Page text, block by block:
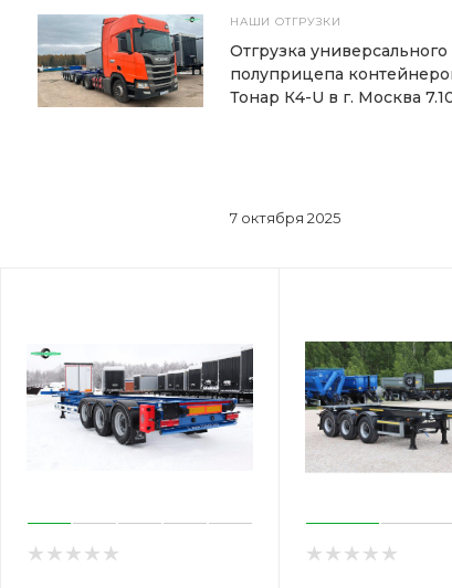
НАШИ ОТГРУЗКИ
7 октября 2025
Отгрузка универсального
полуприцепа
Тонар К4-U в г. Москва